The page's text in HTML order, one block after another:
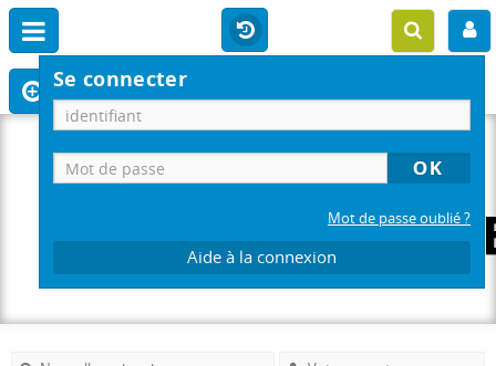
Se connecter
Mot de passe oublié ?
Aide à la connexion